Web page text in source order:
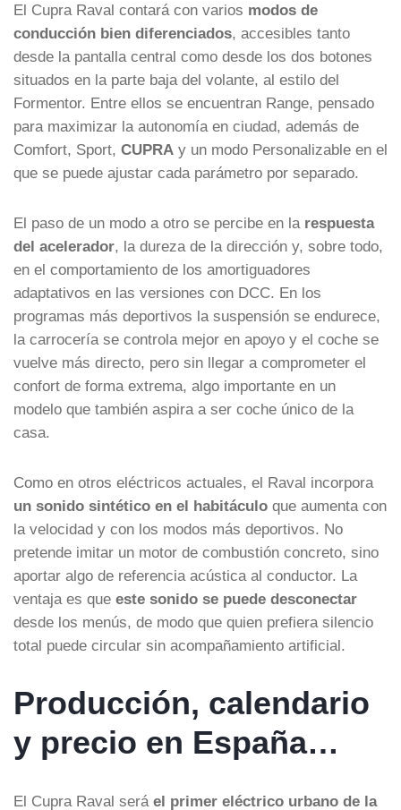
El Cupra Raval contará con varios modos de
conducción bien diferenciados, accesibles tanto
desde la pantalla central como desde los dos botones
situados en la parte baja del volante, al estilo del
Formentor. Entre ellos se encuentran Range, pensado
para maximizar la autonomía en ciudad, además de
Comfort, Sport, CUPRA y un modo Personalizable en el
que se puede ajustar cada parámetro por separado.
El paso de un modo a otro se percibe en la respuesta
del acelerador, la dureza de la dirección y, sobre todo,
en el comportamiento de los amortiguadores
adaptativos en las versiones con DCC. En los
programas más deportivos la suspensión se endurece,
la carrocería se controla mejor en apoyo y el coche se
vuelve más directo, pero sin llegar a comprometer el
confort de forma extrema, algo importante en un
modelo que también aspira a ser coche único de la
casa.
Como en otros eléctricos actuales, el Raval incorpora
un sonido sintético en el habitáculo que aumenta con
la velocidad y con los modos más deportivos. No
pretende imitar un motor de combustión concreto, sino
aportar algo de referencia acústica al conductor. La
ventaja es que este sonido se puede desconectar
desde los menús, de modo que quien prefiera silencio
total puede circular sin acompañamiento artificial.
Producción, calendario
y precio en España…
El Cupra Raval será el primer eléctrico urbano de la